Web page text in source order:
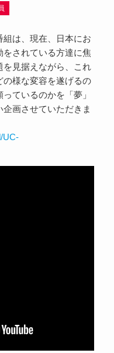
組は、現在、日本にお
されている方達に焦
を見据えながら、これ
様な変容を遂げるの
ているのかを「夢」
画させていただきま
UC-